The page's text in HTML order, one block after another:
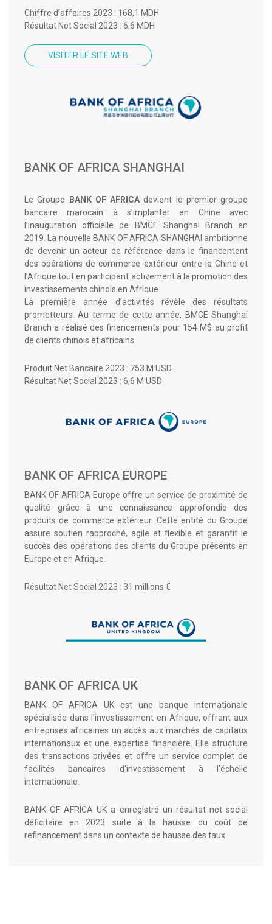
Chiffre d’affaires 2023 : 168,1 MDH
Résultat Net Social 2023 : 6,6 MDH
VISITER LE SITE WEB
BANK OF AFRICA SHANGHAI
Le Groupe BANK OF AFRICA devient le premier groupe
bancaire marocain à s’implanter en Chine avec
l’inauguration officielle de BMCE Shanghai Branch en
2019. La nouvelle BANK OF AFRICA SHANGHAI ambitionne
de devenir un acteur de référence dans le financement
des opérations de commerce extérieur entre la Chine et
l’Afrique tout en participant activement à la promotion des
investissements chinois en Afrique.
La première année d’activités révèle des résultats
prometteurs. Au terme de cette année, BMCE Shanghai
Branch a réalisé des financements pour 154 M$ au profit
de clients chinois et africains
Produit Net Bancaire 2023 : 753 M USD
Résultat Net Social 2023 : 6,6 M USD
BANK OF AFRICA EUROPE
BANK OF AFRICA Europe offre un service de proximité de
qualité grâce à une connaissance approfondie des
produits de commerce extérieur. Cette entité du Groupe
assure soutien rapproché, agile et flexible et garantit le
succès des opérations des clients du Groupe présents en
Europe et en Afrique.
Résultat Net Social 2023 : 31 millions €
BANK OF AFRICA UK
BANK OF AFRICA UK est une banque internationale
spécialisée dans l'investissement en Afrique, offrant aux
entreprises africaines un accès aux marchés de capitaux
internationaux et une expertise financière. Elle structure
des transactions privées et offre un service complet de
facilités bancaires d'investissement à l’échelle
internationale.
BANK OF AFRICA UK a enregistré un résultat net social
déficitaire en 2023 suite à la hausse du coût de
refinancement dans un contexte de hausse des taux.